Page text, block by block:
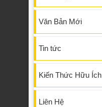
Văn Bản Mới
Tin tức
Kiến Thức Hữu Ích
Liên Hệ